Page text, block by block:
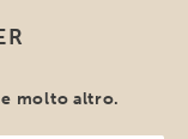
molto altro.